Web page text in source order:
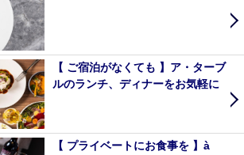
【 ご宿泊がなくても 】ア・ターブ
ルのランチ、ディナーをお気軽に
【 プライベートにお食事を 】à